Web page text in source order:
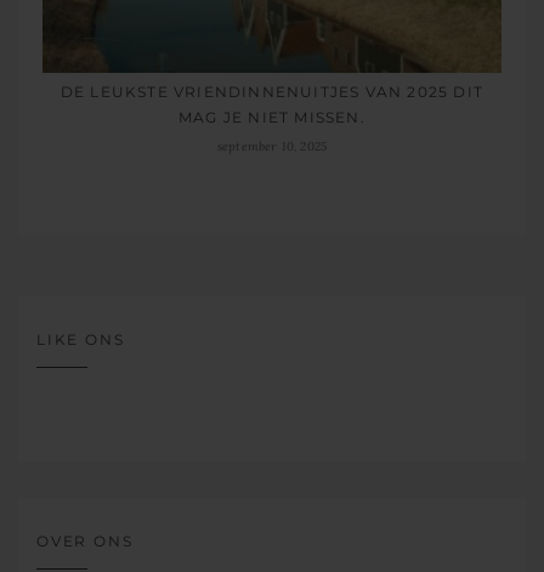
DE LEUKSTE VRIENDINNENUITJES VAN 2025 DIT
MAG JE NIET MISSEN.
september 10, 2025
LIKE ONS
OVER ONS